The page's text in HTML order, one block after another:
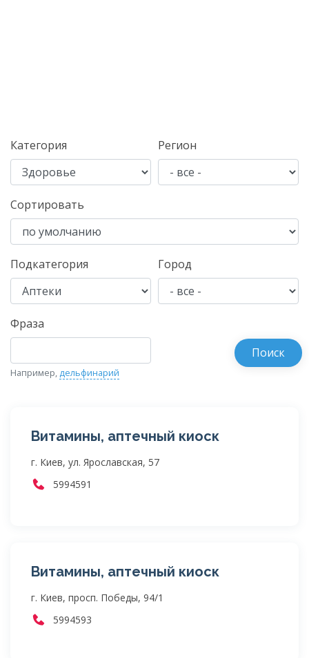
Категория Регион
Сортировать
Подкатегория Город
Фраза
Например, дельфинарий
Витамины, аптечный киоск
г. Киев, ул. Ярославская, 57
5994591
Витамины, аптечный киоск
г. Киев, просп. Победы, 94/1
5994593